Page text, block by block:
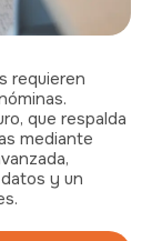
requieren
que respalda
mediante
y un